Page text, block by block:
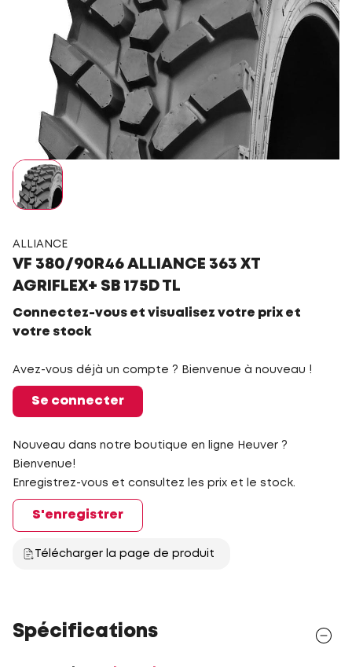
ALLIANCE
VF 380/90R46 ALLIANCE 363 XT
AGRIFLEX+ SB 175D TL
Connectez-vous et visualisez votre prix et
votre stock
Avez-vous déjà un compte ? Bienvenue à nouveau !
Se connecter
Nouveau dans notre boutique en ligne Heuver ?
Bienvenue!
Enregistrez-vous et consultez les prix et le stock.
S'enregistrer
Télécharger la page de produit
Spécifications